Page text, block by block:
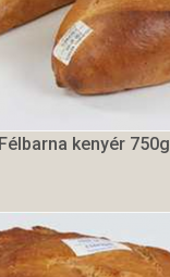
Félbarna kenyér 750g